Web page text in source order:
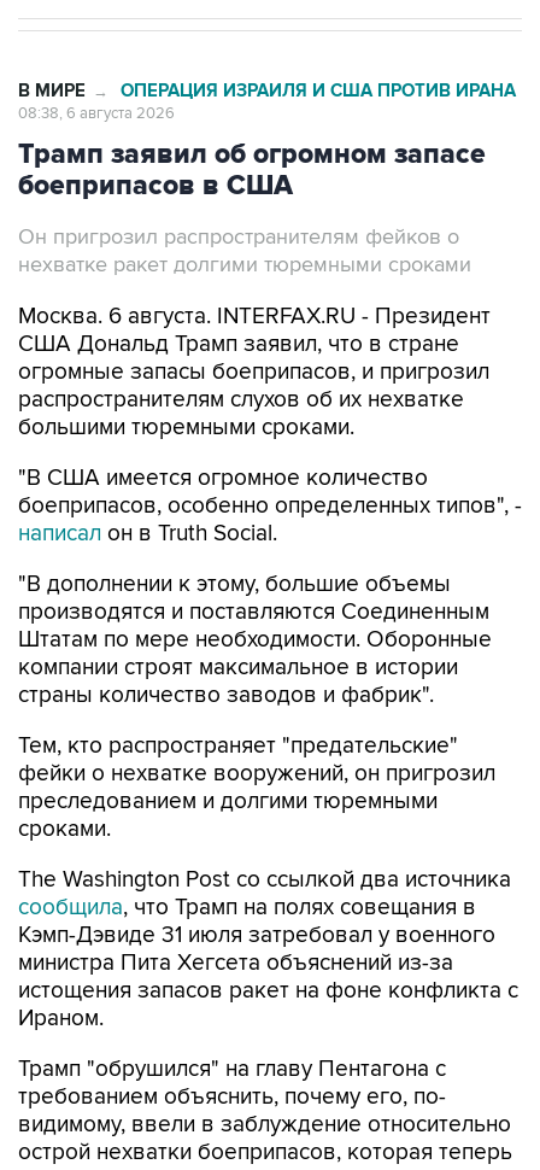
В МИРЕ → ОПЕРАЦИЯ ИЗРАИЛЯ И США ПРОТИВ ИРАНА
08:38, 6 августа 2026
Трамп заявил об огромном запасе
боеприпасов в США
Он пригрозил распространителям фейков о
нехватке ракет долгими тюремными сроками
Москва. 6 августа. INTERFAX.RU - Президент
США Дональд Трамп заявил, что в стране
огромные запасы боеприпасов, и пригрозил
распространителям слухов об их нехватке
большими тюремными сроками.
"В США имеется огромное количество
боеприпасов, особенно определенных типов", -
написал он в Truth Social.
"В дополнении к этому, большие объемы
производятся и поставляются Соединенным
Штатам по мере необходимости. Оборонные
компании строят максимальное в истории
страны количество заводов и фабрик".
Тем, кто распространяет "предательские"
фейки о нехватке вооружений, он пригрозил
преследованием и долгими тюремными
сроками.
The Washington Post со ссылкой два источника
сообщила, что Трамп на полях совещания в
Кэмп-Дэвиде 31 июля затребовал у военного
министра Пита Хегсета объяснений из-за
истощения запасов ракет на фоне конфликта с
Ираном.
Трамп "обрушился" на главу Пентагона с
требованием объяснить, почему его, по-
видимому, ввели в заблуждение относительно
острой нехватки боеприпасов, которая теперь